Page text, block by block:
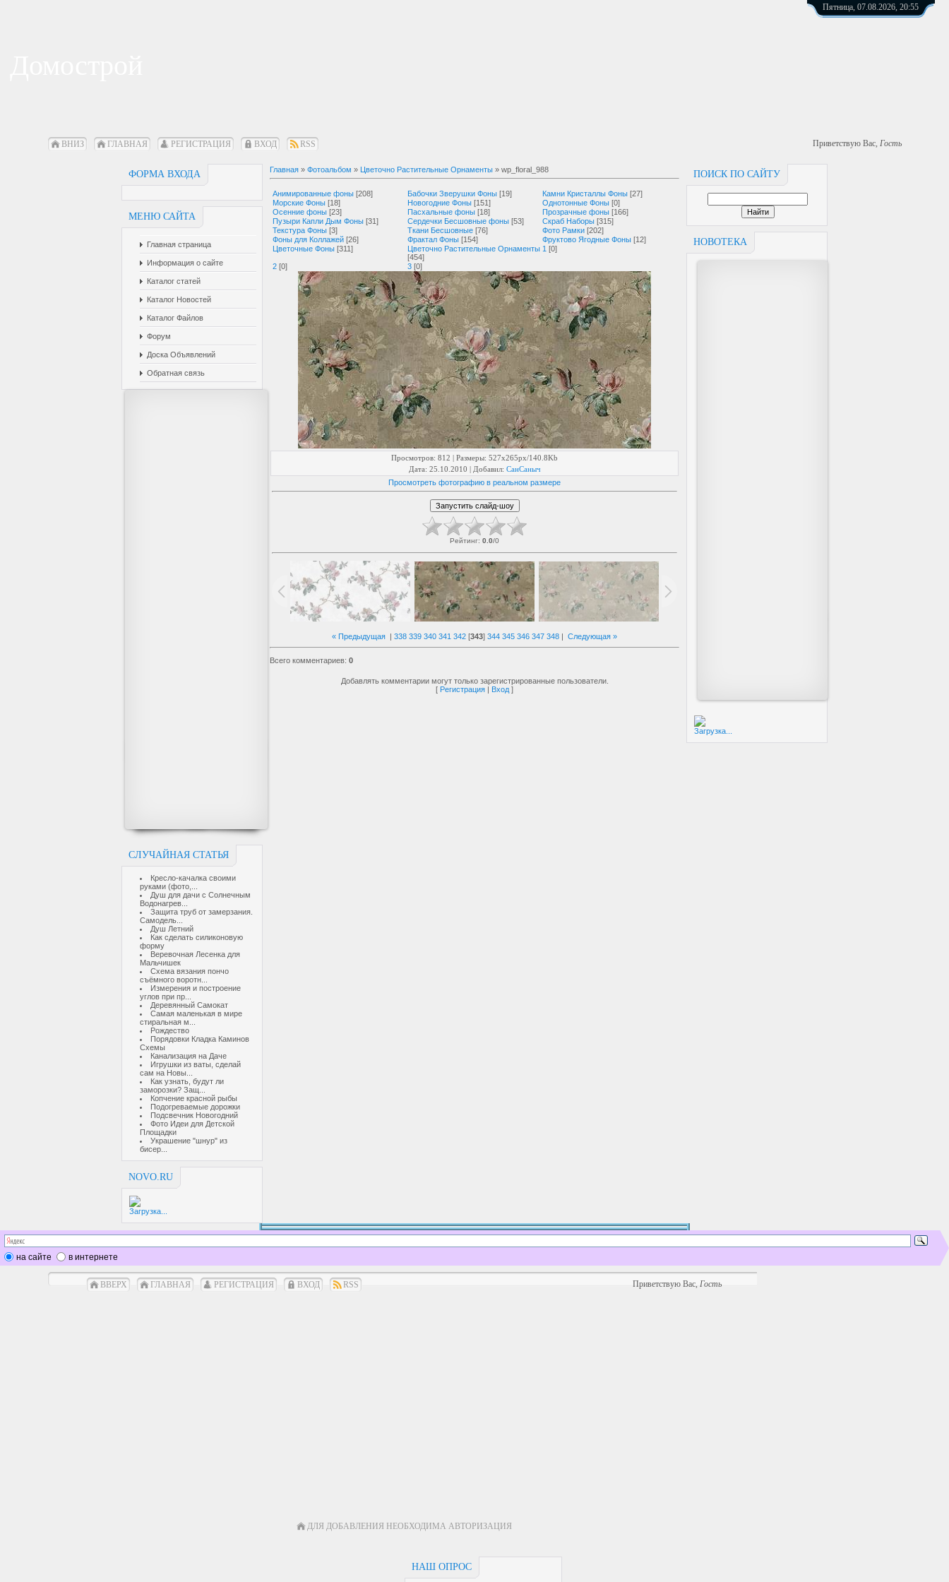
Пятница, 07.08.2026, 20:55
ВНИЗ ГЛАВНАЯ РЕГИСТРАЦИЯ ВХОД RSS Приветствую Вас, Гость
ФОРМА ВХОДА
МЕНЮ САЙТА
Главная страница
Информация о сайте
Каталог статей
Каталог Новостей
Каталог Файлов
Форум
Доска Объявлений
Обратная связь
СЛУЧАЙНАЯ СТАТЬЯ
Кресло-качалка своими
руками (фото,...
Душ для дачи с Солнечным
Водонагрев...
Защита труб от замерзания.
Самодель...
Душ Летний
Как сделать силиконовую
форму
Веревочная Лесенка для
Мальчишек
Схема вязания пончо
съёмного воротн...
Измерения и построение
углов при пр...
Деревянный Самокат
Самая маленькая в мире
стиральная м...
Рождество
Порядовки Кладка Каминов
Схемы
Канализация на Даче
Игрушки из ваты, сделай
сам на Новы...
Как узнать, будут ли
заморозки? Защ...
Копчение красной рыбы
Подогреваемые дорожки
Подсвечник Новогодний
Фото Идеи для Детской
Площадки
Украшение "шнур" из
бисер...
NOVO.RU
Загрузка...
ПОИСК ПО САЙТУ
НОВОТЕКА
Загрузка...
Главная » Фотоальбом » Цветочно Растительные Орнаменты » wp_floral_988
Анимированные фоны [208] Бабочки Зверушки Фоны [19] Камни Кристаллы Фоны [27]
Морские Фоны [18] Новогодние Фоны [151] Однотонные Фоны [0]
Осенние фоны [23] Пасхальные фоны [18] Прозрачные фоны [166]
Пузыри Капли Дым Фоны [31] Сердечки Бесшовные фоны [53] Скраб Наборы [315]
Текстура Фоны [3] Ткани Бесшовные [76] Фото Рамки [202]
Фоны для Коллажей [26] Фрактал Фоны [154] Фруктово Ягодные Фоны [12]
Цветочные Фоны [311]
Цветочно Растительные Орнаменты
[454]
1 [0]
2 [0] 3 [0]
Просмотров: 812 | Размеры: 527x265px/140.8Kb
Дата: 25.10.2010 | Добавил: СанСаныч
Просмотреть фотографию в реальном размере
Рейтинг: 0.0/0
« Предыдущая | 338 339 340 341 342 [343] 344 345 346 347 348 | Следующая »
Всего комментариев: 0
Добавлять комментарии могут только зарегистрированные пользователи.
[ Регистрация | Вход ]
на сайте в интернете
ВВЕРХ ГЛАВНАЯ РЕГИСТРАЦИЯ ВХОД RSS Приветствую Вас,Гость
ДЛЯ ДОБАВЛЕНИЯ НЕОБХОДИМА АВТОРИЗАЦИЯ
НАШ ОПРОС